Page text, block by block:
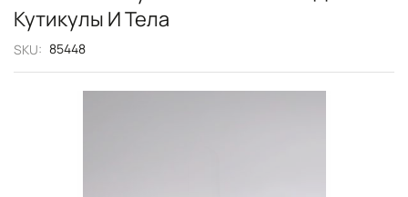
Кутикулы И Тела
SKU 85448